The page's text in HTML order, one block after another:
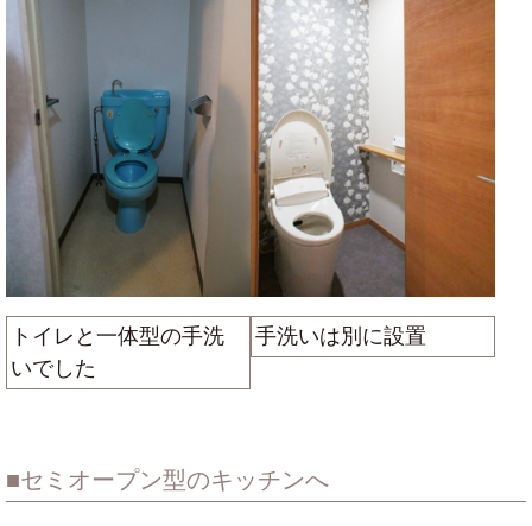
トイレと一体型の手洗
いでした
手洗いは別に設置
セミオープン型のキッチンへ